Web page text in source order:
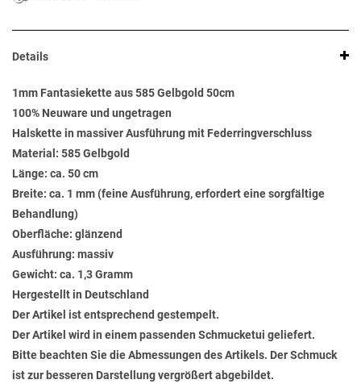
Details
1mm Fantasiekette aus 585 Gelbgold 50cm
100% Neuware und ungetragen
Halskette in massiver Ausführung mit Federringverschluss
Material: 585 Gelbgold
Länge: ca. 50 cm
Breite: ca. 1 mm (feine Ausführung, erfordert eine sorgfältige
Behandlung)
Oberfläche: glänzend
Ausführung: massiv
Gewicht: ca. 1,3 Gramm
Hergestellt in Deutschland
Der Artikel ist entsprechend gestempelt.
Der Artikel wird in einem passenden Schmucketui geliefert.
Bitte beachten Sie die Abmessungen des Artikels. Der Schmuck
ist zur besseren Darstellung vergrößert abgebildet.